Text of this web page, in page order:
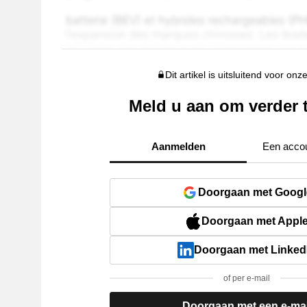
Dit artikel is uitsluitend voor
Meld u aan om verder
Aanmelden Een
Doorgaan met
Doorgaan met
Doorgaan met
of per e-mail